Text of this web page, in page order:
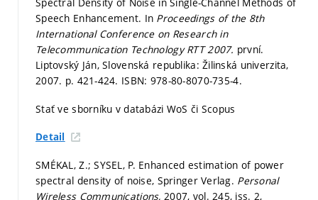
Speech Enhancement. In Proceedings of the 8th
International Conference on Research in
Telecommunication Technology RTT 2007. první.
Liptovský Ján, Slovenská republika: Žilinská univerzita,
2007. p. 421-424. ISBN: 978-80-8070-735-4.
Stať ve sborníku v databázi WoS či Scopus
Detail
SMÉKAL, Z.; SYSEL, P. Enhanced estimation of power
spectral density of noise, Springer Verlag. Personal
Wireless Communications, 2007, vol. 245, iss. 2,